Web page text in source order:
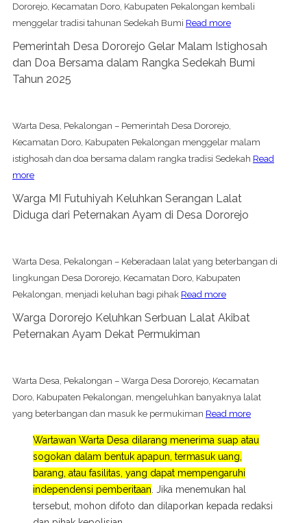
Dororejo, Kecamatan Doro, Kabupaten Pekalongan kembali
menggelar tradisi tahunan Sedekah Bumi Read more
Pemerintah Desa Dororejo Gelar Malam Istighosah
dan Doa Bersama dalam Rangka Sedekah Bumi
Tahun 2025
Warta Desa, Pekalongan – Pemerintah Desa Dororejo,
Kecamatan Doro, Kabupaten Pekalongan menggelar malam
istighosah dan doa bersama dalam rangka tradisi Sedekah Read
more
Warga MI Futuhiyah Keluhkan Serangan Lalat
Diduga dari Peternakan Ayam di Desa Dororejo
Warta Desa, Pekalongan – Keberadaan lalat yang beterbangan di
lingkungan Desa Dororejo, Kecamatan Doro, Kabupaten
Pekalongan, menjadi keluhan bagi pihak Read more
Warga Dororejo Keluhkan Serbuan Lalat Akibat
Peternakan Ayam Dekat Permukiman
Warta Desa, Pekalongan – Warga Desa Dororejo, Kecamatan
Doro, Kabupaten Pekalongan, mengeluhkan banyaknya lalat
yang beterbangan dan masuk ke permukiman Read more
Wartawan Warta Desa dilarang menerima suap atau
sogokan dalam bentuk apapun, termasuk uang,
barang, atau fasilitas, yang dapat mempengaruhi
independensi pemberitaan . Jika menemukan hal
tersebut, mohon difoto dan dilaporkan kepada redaksi